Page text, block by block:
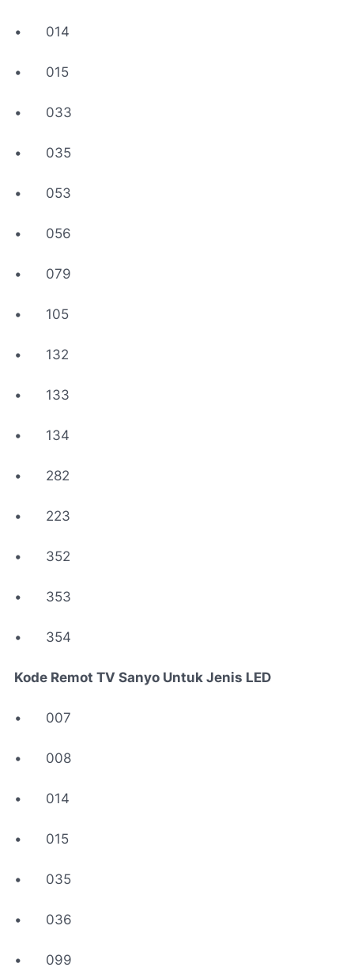
• 014
• 015
• 033
• 035
• 053
• 056
• 079
• 105
• 132
• 133
• 134
• 282
• 223
• 352
• 353
• 354
Kode Remot TV Sanyo Untuk Jenis LED
• 007
• 008
• 014
• 015
• 035
• 036
• 099